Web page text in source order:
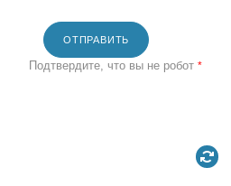
ОТПРАВИТЬ
Подтвердите, что вы не робот *